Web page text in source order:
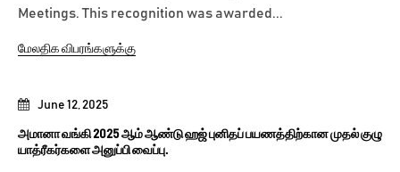
June 12, 2025
அமானா வங்கி 2025 ஆம் ஆண்டு ஹஜ் புனிதப் பயணத்திற்கான முதல் குழு
யாத்ரீகர்களை அனுப்பி வைப்பு.
Meetings. This recognition was awarded...
மேலதிக விபரங்களுக்கு